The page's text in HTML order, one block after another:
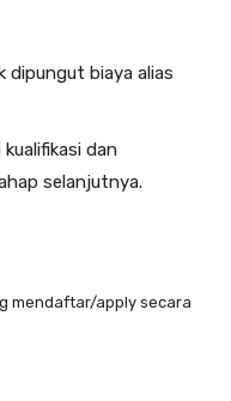
dipungut biaya alias
dan
selanjutnya.
mendaftar/apply secara